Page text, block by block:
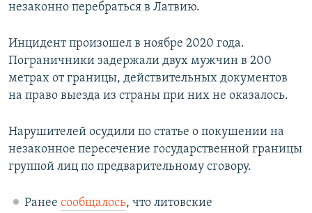
незаконно перебраться в Латвию.
Инцидент произошел в ноябре 2020 года.
Пограничники задержали двух мужчин в 200
метрах от границы, действительных документов
на право выезда из страны при них не оказалось.
Нарушителей осудили по статье о покушении на
незаконное пересечение государственной границы
группой лиц по предварительному сговору.
Ранее сообщалось, что литовские